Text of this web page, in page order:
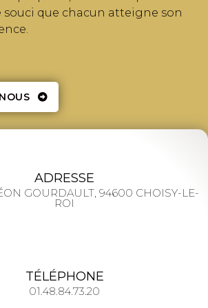
souci que chacun atteigne son
ADRESSE
GOURDAULT, 94600 CHOISY-LE-
ROI
TÉLÉPHONE
01.48.84.73.20